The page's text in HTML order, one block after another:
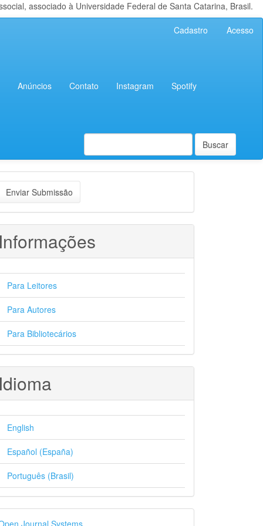
associado à Universidade Federal de Santa Catarina, Brasil.
Cadastro Acesso
Anúncios Contato Instagram Spotify
Buscar
Enviar Submissão
Para Leitores
Para Autores
Para Bibliotecários
English
Español (España)
Português (Brasil)
Journal Systems